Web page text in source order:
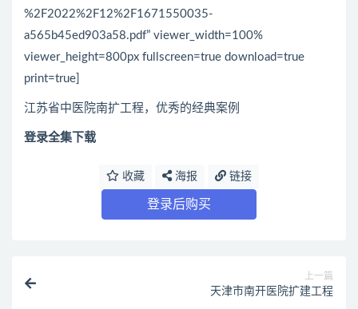
%2F2022%2F12%2F1671550035-
a565b45ed903a58.pdf” viewer_width=100%
viewer_height=800px fullscreen=true download=true
print=true]
江苏省中医院南扩工程，优秀的经典案例
登录全集下载
收藏 海报 链接
登录后购买
上一篇
天津市南开医院扩建工程